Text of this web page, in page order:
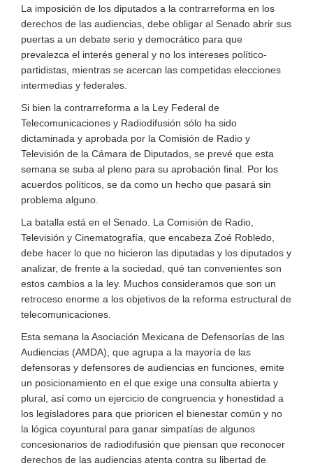
La imposición de los diputados a la contrarreforma en los
derechos de las audiencias, debe obligar al Senado abrir sus
puertas a un debate serio y democrático para que
prevalezca el interés general y no los intereses político-
partidistas, mientras se acercan las competidas elecciones
intermedias y federales.
Si bien la contrarreforma a la Ley Federal de
Telecomunicaciones y Radiodifusión sólo ha sido
dictaminada y aprobada por la Comisión de Radio y
Televisión de la Cámara de Diputados, se prevé que esta
semana se suba al pleno para su aprobación final. Por los
acuerdos políticos, se da como un hecho que pasará sin
problema alguno.
La batalla está en el Senado. La Comisión de Radio,
Televisión y Cinematografía, que encabeza Zoé Robledo,
debe hacer lo que no hicieron las diputadas y los diputados y
analizar, de frente a la sociedad, qué tan convenientes son
estos cambios a la ley. Muchos consideramos que son un
retroceso enorme a los objetivos de la reforma estructural de
telecomunicaciones.
Esta semana la Asociación Mexicana de Defensorías de las
Audiencias (AMDA), que agrupa a la mayoría de las
defensoras y defensores de audiencias en funciones, emite
un posicionamiento en el que exige una consulta abierta y
plural, así como un ejercicio de congruencia y honestidad a
los legisladores para que prioricen el bienestar común y no
la lógica coyuntural para ganar simpatías de algunos
concesionarios de radiodifusión que piensan que reconocer
derechos de las audiencias atenta contra su libertad de